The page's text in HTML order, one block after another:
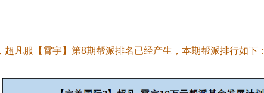
凡服【霄宇】第8期帮派排名已经产生，本期帮派排行如下：